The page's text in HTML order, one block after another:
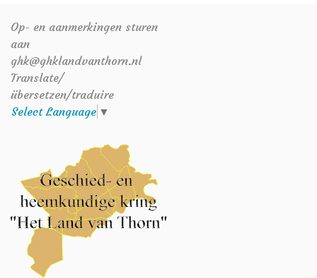
Op- en aanmerkingen sturen
aan
ghk@ghklandvanthorn.nl
Translate/
übersetzen/traduire
Select Language ▼